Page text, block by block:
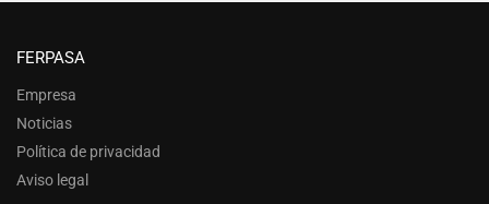
FERPASA
Empresa
Noticias
Política de privacidad
Aviso legal